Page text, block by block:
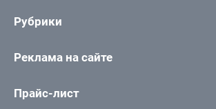
Рубрики
Реклама на сайте
Прайс-лист